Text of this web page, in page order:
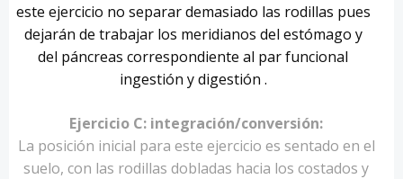
este ejercicio no separar demasiado las rodillas pues
dejarán de trabajar los meridianos del estómago y
del páncreas correspondiente al par funcional
ingestión y digestión .
Ejercicio C: integración/conversión:
La posición inicial para este ejercicio es sentado en el
suelo, con las rodillas dobladas hacia los costados y